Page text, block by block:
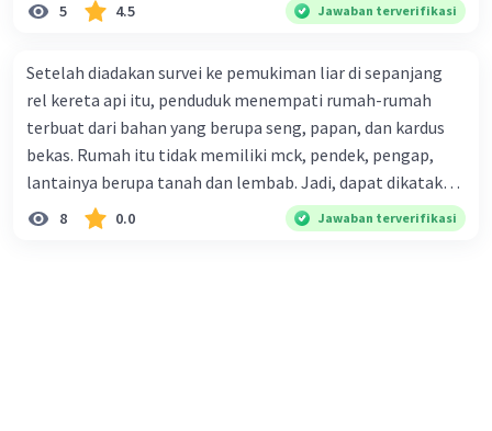
(4)-(1)-(2) E. (5)-(1)-(3)-(4)-(2)
5 4.5 Jawaban terverifikasi
Setelah diadakan survei ke pemukiman liar di sepanjang
rel kereta api itu, penduduk menempati rumah-rumah
terbuat dari bahan yang berupa seng, papan, dan kardus
bekas. Rumah itu tidak memiliki mck, pendek, pengap,
lantainya berupa tanah dan lembab. Jadi, dapat dikatakan
bahwa tempat tinggal mereka tidak layak huni dan tidak
8 0.0 Jawaban terverifikasi